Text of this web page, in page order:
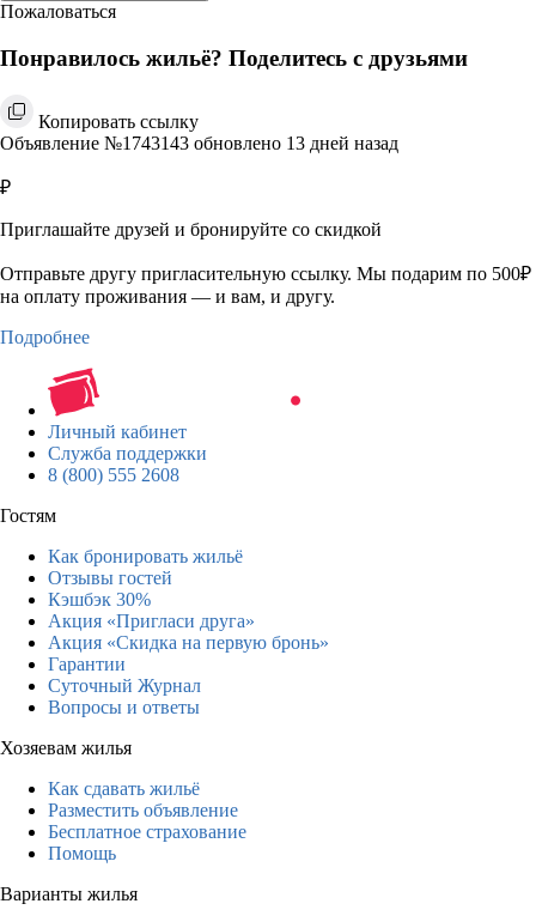
Пожаловаться
Понравилось жильё? Поделитесь с друзьями
Копировать ссылку
Объявление №1743143 обновлено 13 дней назад
₽
Приглашайте друзей и бронируйте со скидкой
Отправьте другу пригласительную ссылку. Мы подарим по 500₽
на оплату проживания — и вам, и другу.
Подробнее
Личный кабинет
Служба поддержки
8 (800) 555 2608
Гостям
Как бронировать жильё
Отзывы гостей
Кэшбэк 30%
Акция «Пригласи друга»
Акция «Скидка на первую бронь»
Гарантии
Суточный Журнал
Вопросы и ответы
Хозяевам жилья
Как сдавать жильё
Разместить объявление
Бесплатное страхование
Помощь
Варианты жилья